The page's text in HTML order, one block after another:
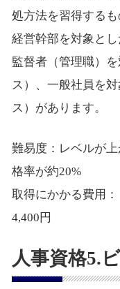
処方法を習得するも
経営幹部を対象と
監督者（管理職）
ス）、一般社員を
ス）があります。
難易度：レベルが
格率が約20%
取得にかかる費用
4,400円
人事資格5.